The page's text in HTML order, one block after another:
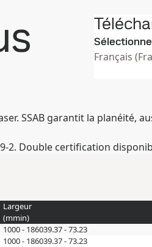
SSAB garantit la planéité,
2. Double certification
Largeur
(mmin)
1000 - 186039.37 - 73.23
1000 - 186039.37 - 73.23